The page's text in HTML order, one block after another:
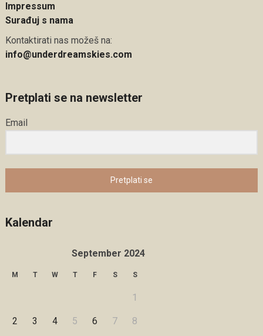
Impressum
Surađuj s nama
Kontaktirati nas možeš na:
info@underdreamskies.com
Pretplati se na newsletter
Email
Pretplati se
Kalendar
September 2024
M T W T F S S
1
2 3 4 5 6 7 8